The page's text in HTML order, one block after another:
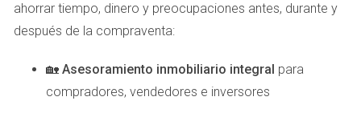
financiamiento disponibles.
hipotecas a no residentes.
Considera trabajar con un asesor financiero que te
ayude a entender las mejores opciones.
ahorrar tiempo, dinero y preocupaciones antes, durante y
después de la compraventa:
🏡 Asesoramiento inmobiliario integral para
compradores, vendedores e inversores